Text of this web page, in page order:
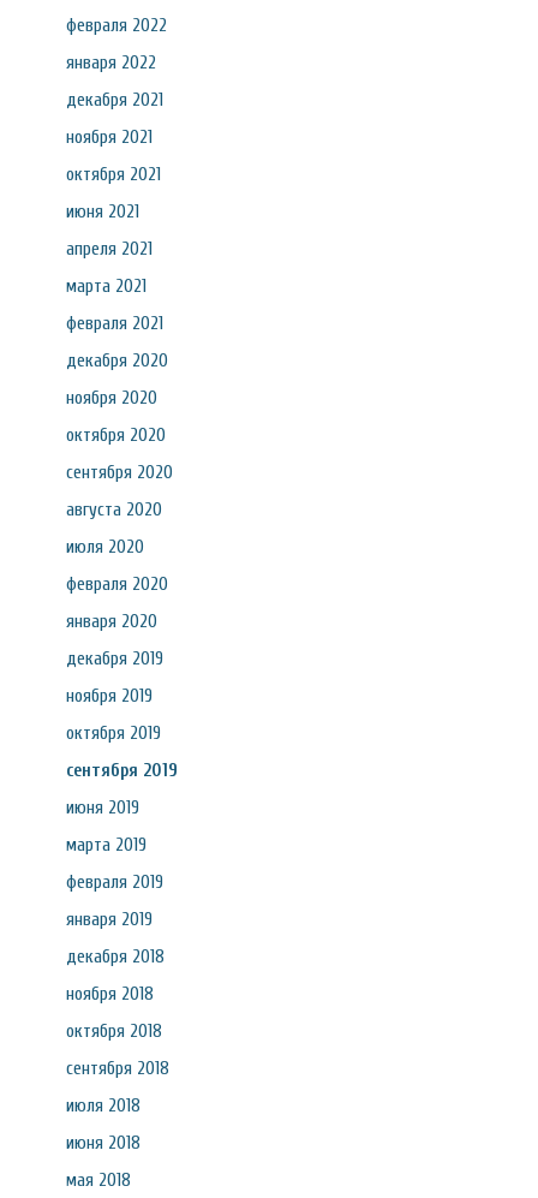
февраля 2022
января 2022
декабря 2021
ноября 2021
октября 2021
июня 2021
апреля 2021
марта 2021
февраля 2021
декабря 2020
ноября 2020
октября 2020
сентября 2020
августа 2020
июля 2020
февраля 2020
января 2020
декабря 2019
ноября 2019
октября 2019
сентября 2019
июня 2019
марта 2019
февраля 2019
января 2019
декабря 2018
ноября 2018
октября 2018
сентября 2018
июля 2018
июня 2018
мая 2018